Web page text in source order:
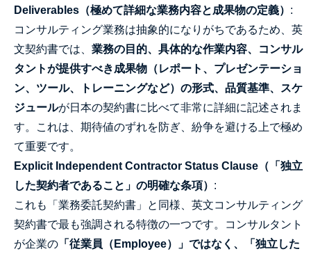
Deliverables（極めて詳細な業務内容と成果物の定義） :
コンサルティング業務は抽象的になりがちであるため、英
文契約書では、 業務の目的、具体的な作業内容、コンサル
タントが提供すべき成果物（レポート、プレゼンテーショ
ン、ツール、トレーニングなど）の形式、品質基準、スケ
ジュールが日本の契約書に比べて非常に詳細に記述されま
す。これは、期待値のずれを防ぎ、紛争を避ける上で極め
て重要です。
Explicit Independent Contractor Status Clause（「独立
した契約者であること」の明確な条項） :
これも「業務委託契約書」と同様、英文コンサルティング
契約書で最も強調される特徴の一つです。コンサルタント
が企業の 「従業員（Employee）」ではなく、「独立した